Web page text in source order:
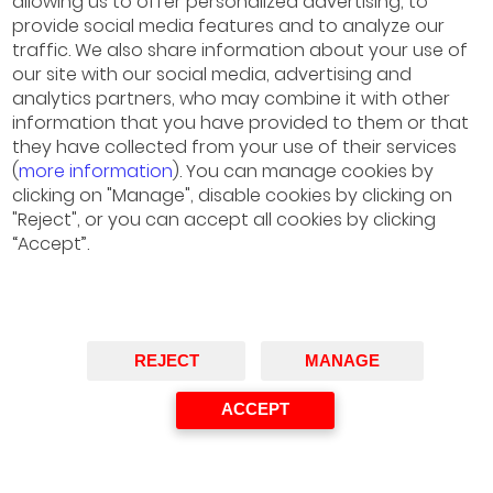
provide social media features and to analyze our
traffic. We also share information about your use of
our site with our social media, advertising and
analytics partners, who may combine it with other
information that you have provided to them or that
they have collected from your use of their services
(more information). You can manage cookies by
clicking on "Manage", disable cookies by clicking on
"Reject", or you can accept all cookies by clicking
“Accept”.
REJECT MANAGE
ACCEPT
Barcelona-TMIC-Metabolomic Innovation Center,
Canada-Spain
Ponente